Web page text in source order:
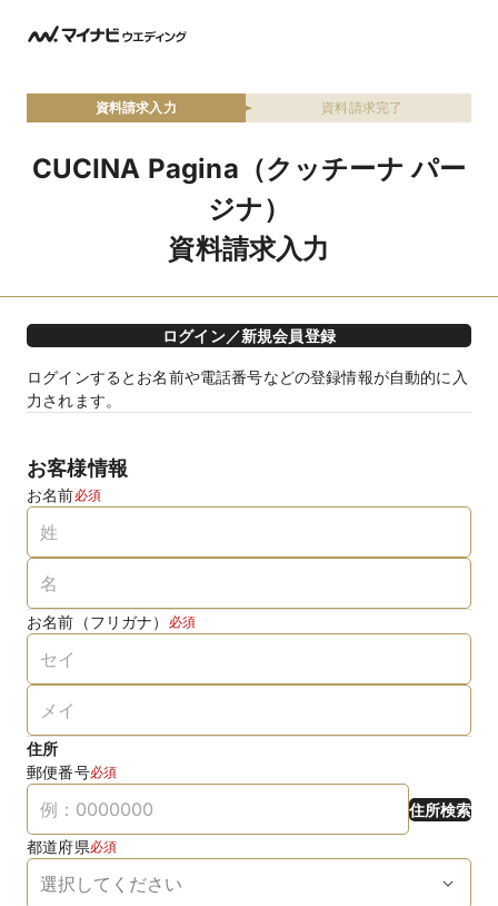
資料請求入力 資料請求完了
CUCINA Pagina（クッチーナ パー
ジナ）
資料請求入力
ログイン／新規会員登録
ログインするとお名前や電話番号などの登録情報が自動的に入
力されます。
お客様情報
お名前必須
お名前（フリガナ） 必須
住所
郵便番号必須
住所検索
都道府県必須